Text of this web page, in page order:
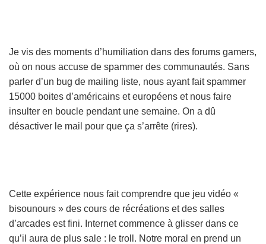
Je vis des moments d’humiliation dans des forums gamers,
où on nous accuse de spammer des communautés. Sans
parler d’un bug de mailing liste, nous ayant fait spammer
15000 boites d’américains et européens et nous faire
insulter en boucle pendant une semaine. On a dû
désactiver le mail pour que ça s’arrête (rires).
Cette expérience nous fait comprendre que jeu vidéo «
bisounours » des cours de récréations et des salles
d’arcades est fini. Internet commence à glisser dans ce
qu’il aura de plus sale : le troll. Notre moral en prend un